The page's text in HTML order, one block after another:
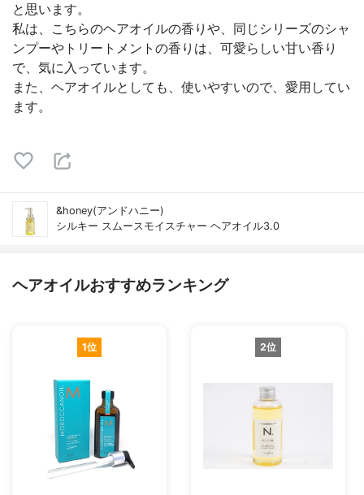
と思います。
私は、こちらのヘアオイルの香りや、同じシリーズのシャ
ンプーやトリートメントの香りは、可愛らしい甘い香り
で、気に入っています。
また、ヘアオイルとしても、使いやすいので、愛用してい
ます。
&honey(アンドハニー)
シルキー スムースモイスチャー ヘアオイル3.0
ヘアオイルおすすめランキング
1位 2位